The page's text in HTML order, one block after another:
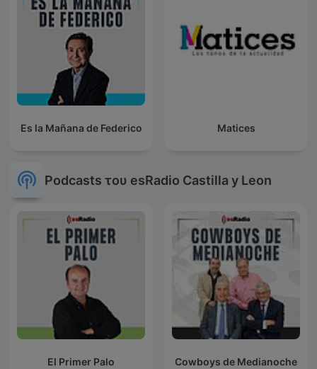
Es la Mañana de Federico Matices
Podcasts του esRadio Castilla y Leon
El Primer Palo Cowboys de Medianoche